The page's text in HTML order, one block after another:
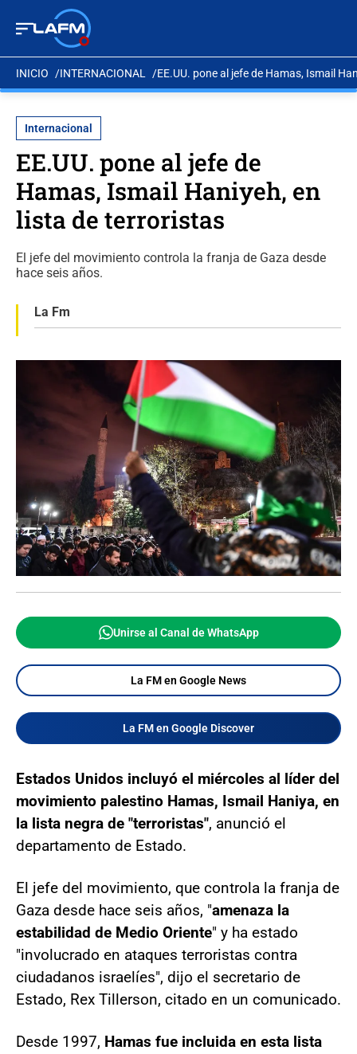
INICIO INTERNACIONAL EE.UU. pone al jefe de Hamas, Ismail
Internacional
EE.UU. pone al jefe de
Hamas, Ismail Haniyeh, en
lista de terroristas
El jefe del movimiento controla la franja de Gaza desde
hace seis años.
La Fm
Unirse al Canal de WhatsApp
La FM en Google News
La FM en Google Discover
Estados Unidos incluyó el miércoles al líder del
movimiento palestino Hamas, Ismail Haniya, en
la lista negra de "terroristas", anunció el
departamento de Estado.
El jefe del movimiento, que controla la franja de
Gaza desde hace seis años, "amenaza la
estabilidad de Medio Oriente" y ha estado
"involucrado en ataques terroristas contra
ciudadanos israelíes", dijo el secretario de
Estado, Rex Tillerson, citado en un comunicado.
Desde 1997, Hamas fue incluida en esta lista